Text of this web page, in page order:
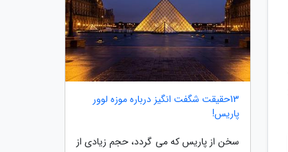
13حقیقت شگفت انگیز درباره موزه لوور
پاریس!
سخن از پاریس که می گردد، حجم زیادی از